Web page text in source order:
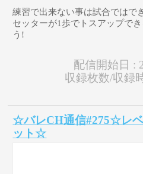
練習で出来ない事は試合ではで
セッターが1歩でトスアップで
う!
配信開始日 :
収録枚数/収録
☆バレCH通信#275☆レ
ット☆